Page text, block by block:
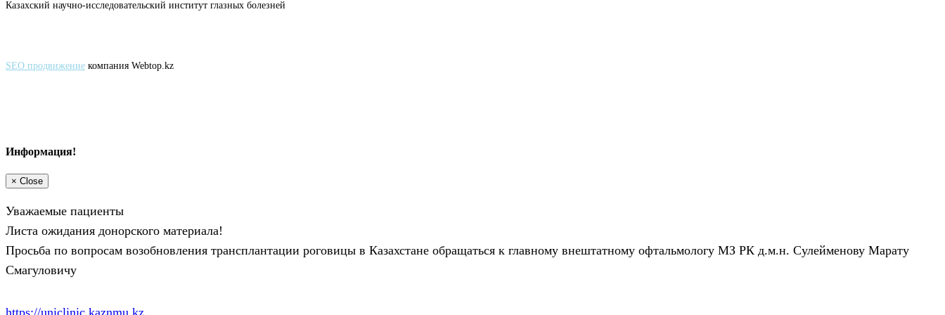
Казахский научно-исследовательский институт глазных болезней
SEO продвижение компания Webtop.kz
Информация!
× Close
Уважаемые пациенты
Листа ожидания донорского материала!
Просьба по вопросам возобновления трансплантации роговицы в Казахстане обращаться к главному внештатному офтальмологу МЗ РК д.м.н. Сулейменову Марату
Смагуловичу
https://uniclinic.kaznmu.kz